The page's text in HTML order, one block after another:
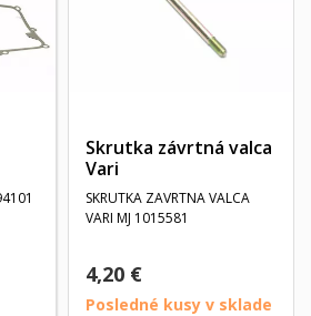
Skrutka závrtná valca
Vari
SKRUTKA ZAVRTNA VALCA
VARI MJ 1015581
4,20 €
Posledné kusy v sklade